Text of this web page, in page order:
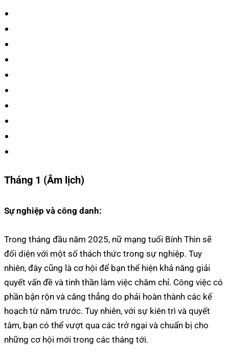
Tháng 1 (Âm lịch)
Sự nghiệp và công danh:
Trong tháng đầu năm 2025, nữ mạng tuổi Bính Thìn sẽ
đối diện với một số thách thức trong sự nghiệp. Tuy
nhiên, đây cũng là cơ hội để bạn thể hiện khả năng giải
quyết vấn đề và tinh thần làm việc chăm chỉ. Công việc có
phần bận rộn và căng thẳng do phải hoàn thành các kế
hoạch từ năm trước. Tuy nhiên, với sự kiên trì và quyết
tâm, bạn có thể vượt qua các trở ngại và chuẩn bị cho
những cơ hội mới trong các tháng tới.